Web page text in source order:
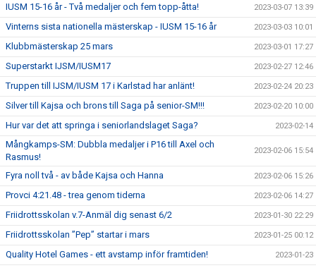
IUSM 15-16 år - Två medaljer och fem topp-åtta! 2023-03-07 13:39
Vinterns sista nationella mästerskap - IUSM 15-16 år 2023-03-03 10:01
Klubbmästerskap 25 mars 2023-03-01 17:27
Superstarkt IJSM/IUSM17 2023-02-27 12:46
Truppen till IJSM/IUSM 17 i Karlstad har anlänt! 2023-02-24 20:23
Silver till Kajsa och brons till Saga på senior-SM!!! 2023-02-20 10:00
Hur var det att springa i seniorlandslaget Saga? 2023-02-14
Mångkamps-SM: Dubbla medaljer i P16 till Axel och
Rasmus!
2023-02-06 15:54
Fyra noll två - av både Kajsa och Hanna 2023-02-06 15:26
Provci 4:21.48 - trea genom tiderna 2023-02-06 14:27
Friidrottsskolan v.7-Anmäl dig senast 6/2 2023-01-30 22:29
Friidrottsskolan ”Pep” startar i mars 2023-01-25 00:12
Quality Hotel Games - ett avstamp inför framtiden! 2023-01-23